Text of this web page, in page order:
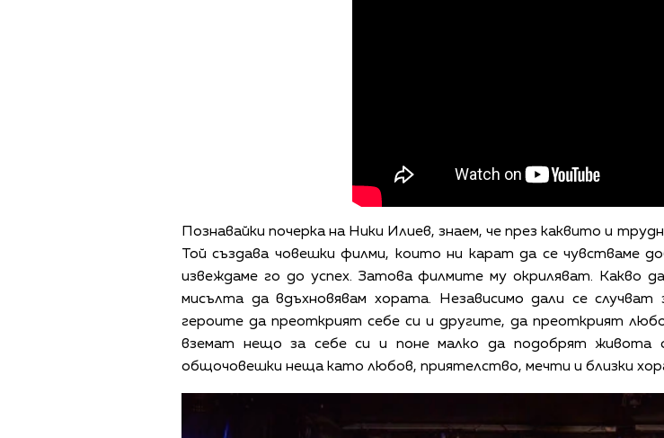
Познавайки почерка на Ники Илиев, знаем, че през каквито и
Той създава човешки филми, които ни карат да се чувстваме
извеждаме го до успех. Затова филмите му окриляват. Какво
мисълта да вдъхновявам хората. Независимо дали се
героите да преоткрият себе си и другите, да преоткрият
вземат нещо за себе си и поне малко да подобрят живота
общочовешки неща като любов, приятелство, мечти и близки